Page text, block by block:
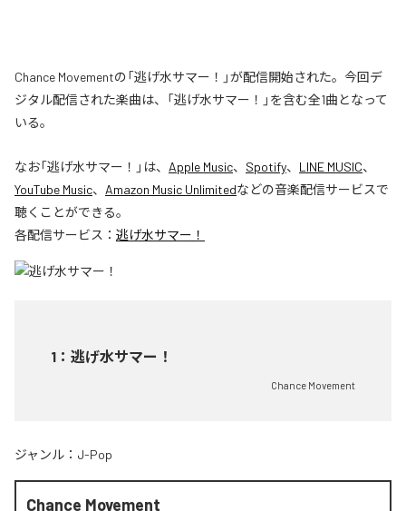
Chance Movementの「逃げ水サマー！」が配信開始された。今回デ
ジタル配信された楽曲は、「逃げ水サマー！」を含む全1曲となって
いる。
なお「逃げ水サマー！ 」は、 Apple Music、 Spotify、 LINE MUSIC、
YouTube Music、 Amazon Music Unlimitedなどの音楽配信サービスで
聴くことができる。
各配信サービス： 逃げ水サマー！
1 ： 逃げ水サマー！
Chance Movement
ジャンル： J-Pop
Chance Movement